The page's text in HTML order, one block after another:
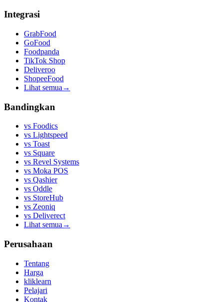
Integrasi
GrabFood
GoFood
Foodpanda
TikTok Shop
Deliveroo
ShopeeFood
Lihat semua →
Bandingkan
vs Foodics
vs Lightspeed
vs Toast
vs Square
vs Revel Systems
vs Moka POS
vs Qashier
vs Oddle
vs StoreHub
vs Zeoniq
vs Deliverect
Lihat semua →
Perusahaan
Tentang
Harga
kliklearn
Pelajari
Kontak